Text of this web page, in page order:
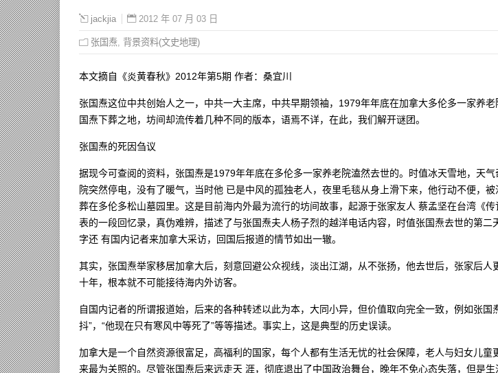
jackjia 2012 年 07 月 03 日
张国焘 背景资料(文史地理)
本文摘自《炎黄春秋》2012年第5期 作者：桑宜川
张国焘这位中共创始人之一，中共一大主席，中共早期领袖，1979年年底在加拿大多伦多一家养
国焘下葬之地，坊间却流传着几种不同的版本，语焉不详，在此，我们解开谜团。
张国焘的死因刍议
据现今可查阅的资料，张国焘是1979年年底在多伦多一家养老院溘然去世的。时值冰天雪地，天
院突然停电，没有了暖气，当时他 已是中风的孤独老人，夜里毛毯从身上滑下来，他行动不便，
葬在多伦多松山墓园里。这是目前海内外最为流行的坊间故事，起源于张家友人 蔡孟坚在台湾《
表的一段回忆录，真伪难辨，描述了与张国焘夫人杨子烈的越洋电话内容，时值张国焘去世的第二
字还 有国内记者来加拿大采访，回国后报道的情节如出一辙。
其实，张国焘举家移居加拿大后，刻意回避公众视线，淡出江湖，从不张扬，他去世后，张家后人
十年，根本就不可能接待海内外访客。
自国内记者的所谓报道始，后来的各种转述以此为本，大同小异，但价值取向完全一致，例如张国
抖”，“他现在只有寒风中等死了”等等描述。事实上，这是典型的历史误读。
加拿大是一个自然资源很富足，高福利的国家，每个人都有生活无忧的社会保障，老人与妇女儿童
来最为关照的。尽管张国焘后来远走天 涯，彻底退出了中国政治舞台，晚年不免心态失落，但是生